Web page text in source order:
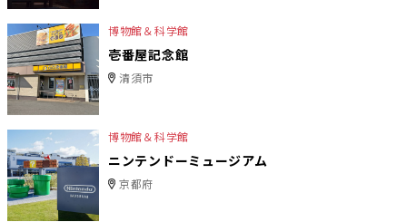
博物館＆科学館
壱番屋記念館
清須市
博物館＆科学館
ニンテンドーミュージアム
京都府